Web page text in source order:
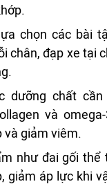
chọn các bài
chân, đạp xe tại
dưỡng chất
và
và giảm viêm.
như đai gối thể
giảm áp lực khi